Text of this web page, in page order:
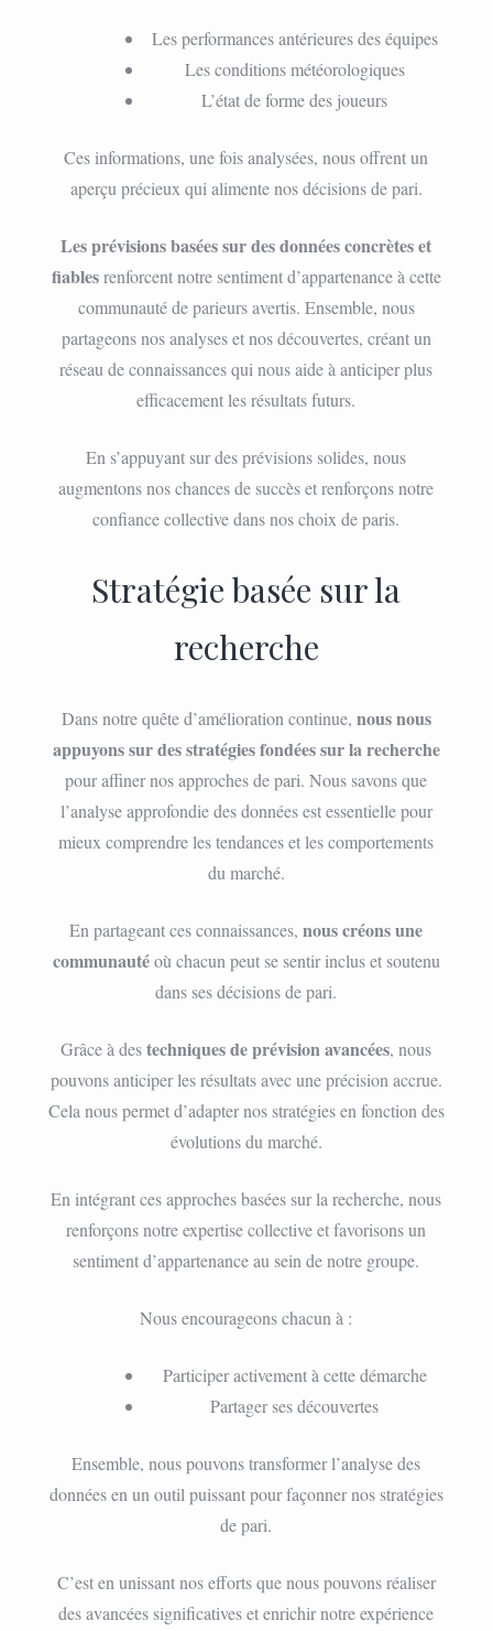
Les performances antérieures des équipes
Les conditions météorologiques
L’état de forme des joueurs
Ces informations, une fois analysées, nous offrent un
aperçu précieux qui alimente nos décisions de pari.
Les prévisions basées sur des données concrètes et
fiablesrenforcent notre sentiment d’appartenance à cette
communauté de parieurs avertis. Ensemble, nous
partageons nos analyses et nos découvertes, créant un
réseau de connaissances qui nous aide à anticiper plus
efficacement les résultats futurs.
En s’appuyant sur des prévisions solides, nous
augmentons nos chances de succès et renforçons notre
confiance collective dans nos choix de paris.
Stratégie basée sur la
recherche
Dans notre quête d’amélioration continue, nous nous
appuyons sur des stratégies fondées sur la recherche
pour affiner nos approches de pari. Nous savons que
l’analyse approfondie des données est essentielle pour
mieux comprendre les tendances et les comportements
du marché.
En partageant ces connaissances,nous créons une
communautéoù chacun peut se sentir inclus et soutenu
dans ses décisions de pari.
Grâce à destechniques de prévision avancées, nous
pouvons anticiper les résultats avec une précision accrue.
Cela nous permet d’adapter nos stratégies en fonction des
évolutions du marché.
En intégrant ces approches basées sur la recherche, nous
renforçons notre expertise collective et favorisons un
sentiment d’appartenance au sein de notre groupe.
Nous encourageons chacun à :
Participer activement à cette démarche
Partager ses découvertes
Ensemble, nous pouvons transformer l’analyse des
données en un outil puissant pour façonner nos stratégies
de pari.
C’est en unissant nos efforts que nous pouvons réaliser
des avancées significatives et enrichir notre expérience